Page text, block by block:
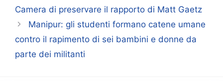
Camera di preservare il rapporto di Matt Gaetz
Manipur: gli studenti formano catene umane
contro il rapimento di sei bambini e donne da
parte dei militanti